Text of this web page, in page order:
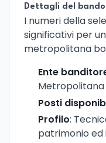
Dettagli del
I numeri della
significativi per
metropolitana
Ente
Metropolitana
Posti
Profilo:
patrimonio ed